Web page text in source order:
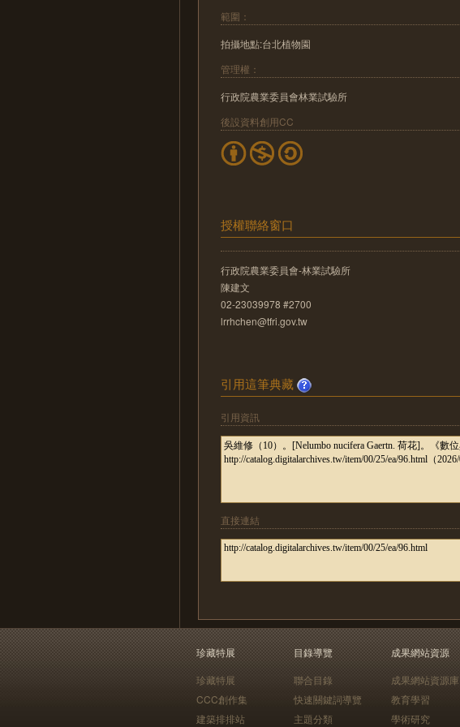
範圍：
拍攝地點:台北植物園
管理權：
行政院農業委員會林業試驗所
後設資料創用CC
授權聯絡窗口
行政院農業委員會-林業試驗所
陳建文
02-23039978 #2700
lrrhchen@tfri.gov.tw
引用這筆典藏
引用資訊
直接連結
珍藏特展
珍藏特展
CCC創作集
建築排排站
目錄導覽
聯合目錄
快速關鍵詞導覽
主題分類
成果網站資源
成果網站資源庫
教育學習
學術研究